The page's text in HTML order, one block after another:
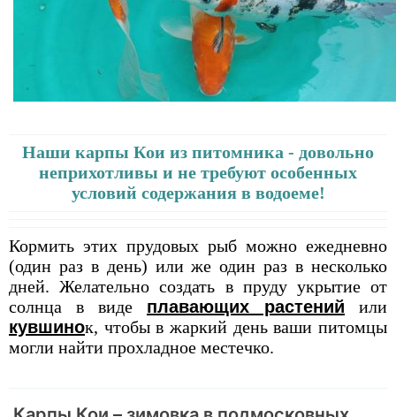
Наши карпы Кои из питомника - довольно
неприхотливы и не требуют особенных
условий содержания в водоеме!
Кормить этих прудовых рыб можно ежедневно
(один раз в день) или же один раз в несколько
дней. Желательно создать в пруду укрытие от
солнца в виде плавающих растений или
кувшинок, чтобы в жаркий день ваши питомцы
могли найти прохладное местечко.